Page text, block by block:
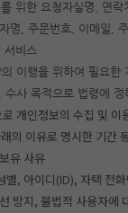
위한 요청자실명, 연락
명, 주문번호, 이메일,
서비스
이행을 위하여 필요
사 목적으로 법령에
개인정보의 수집 및
의 이유로 명시한 기간
유 사유
, 아이디(ID), 자택 전
방지, 불법적 사용자에